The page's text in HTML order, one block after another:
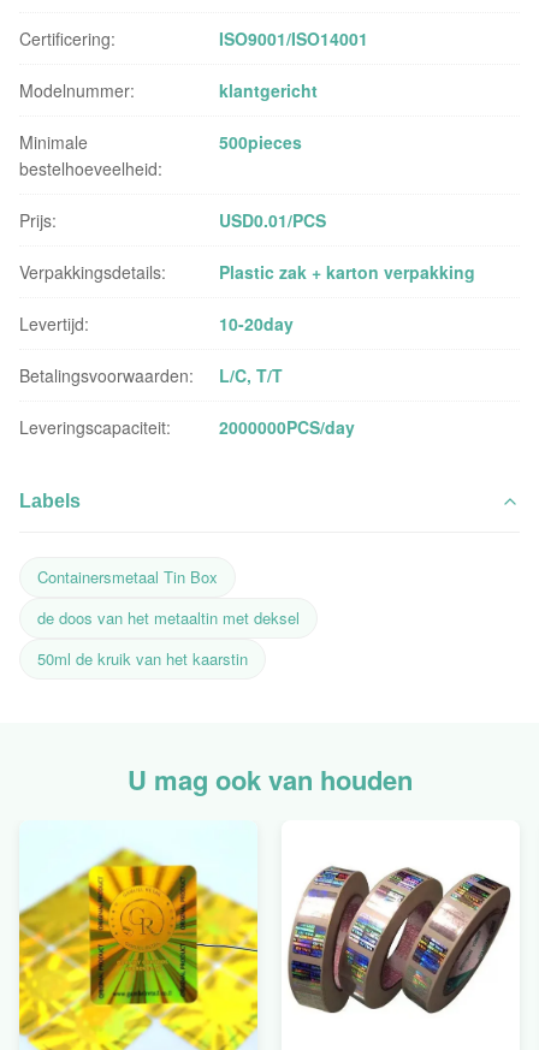
Certificering: ISO9001/ISO14001
Modelnummer: klantgericht
Minimale
bestelhoeveelheid:
500pieces
Prijs: USD0.01/PCS
Verpakkingsdetails: Plastic zak + karton verpakking
Levertijd: 10-20day
Betalingsvoorwaarden: L/C, T/T
Leveringscapaciteit: 2000000PCS/day
Labels
Containersmetaal Tin Box
de doos van het metaaltin met deksel
50ml de kruik van het kaarstin
U mag ook van houden